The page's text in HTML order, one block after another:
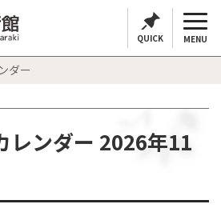
QUICK MENU
ダー
レンダー 2026年11